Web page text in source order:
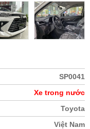
SP0041
Xe trong nước
Toyota
Việt Nam